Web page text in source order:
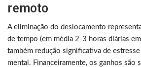
remoto
A eliminação do deslocamento
de tempo (em média 2-3 horas diárias
também redução significativa de
mental. Financeiramente, os ganhos são